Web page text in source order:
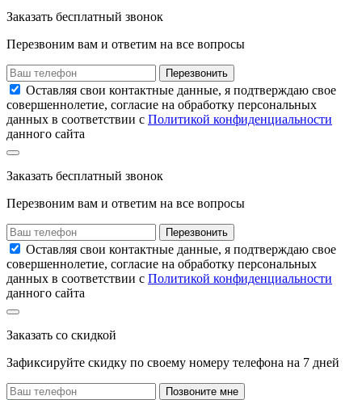
Заказать бесплатный звонок
Перезвоним вам и ответим на все вопросы
Перезвонить
Оставляя свои контактные данные, я подтверждаю свое
совершеннолетие, согласие на обработку персональных
данных в соответствии с Политикой конфиденциальности
данного сайта
Заказать бесплатный звонок
Перезвоним вам и ответим на все вопросы
Перезвонить
Оставляя свои контактные данные, я подтверждаю свое
совершеннолетие, согласие на обработку персональных
данных в соответствии с Политикой конфиденциальности
данного сайта
Заказать со скидкой
Зафиксируйте скидку по своему номеру телефона на 7 дней
Позвоните мне